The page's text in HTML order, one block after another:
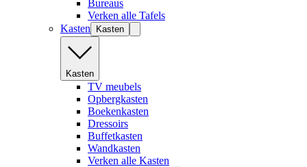
Bureaus
Verken alle Tafels
Kasten
Kasten
Kasten
TV meubels
Opbergkasten
Boekenkasten
Dressoirs
Buffetkasten
Wandkasten
Verken alle Kasten